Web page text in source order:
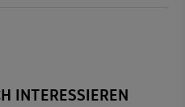
INTERESSIEREN